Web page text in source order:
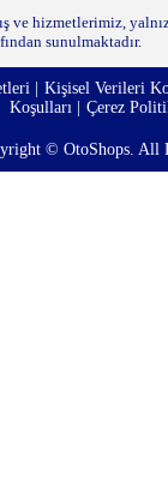
ve hizmetlerimiz,
sunulmaktadır.
© OtoShops. All
Kişisel Verileri
Koşulları
Çerez